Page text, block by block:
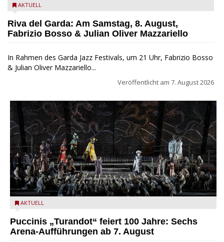
Fabrizio Bosso & Julian Oliver Mazzariello zu Gast beim Garda
AKTUELL
Riva del Garda: Am Samstag, 8. August,
Fabrizio Bosso & Julian Oliver Mazzariello
In Rahmen des Garda Jazz Festivals, um 21 Uhr, Fabrizio Bosso
& Julian Oliver Mazzariello...
Veröffentlicht am 7. August 2026
Turandot in der Arena von Verona - Ennevi für Fondazione
AKTUELL
Puccinis „Turandot“ feiert 100 Jahre: Sechs
Arena-Aufführungen ab 7. August